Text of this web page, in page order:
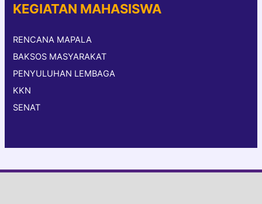
KEGIATAN MAHASISWA
RENCANA MAPALA
BAKSOS MASYARAKAT
PENYULUHAN LEMBAGA
KKN
SENAT